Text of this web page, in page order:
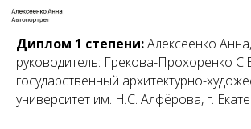
Диплом 1 степени:Алексеенко
руководитель: Грекова-Прохоренко
государственный архитектурно-
университет им. Н.С. Алфёрова, г.